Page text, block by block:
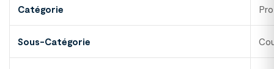
Catégorie
Sous-Catégorie